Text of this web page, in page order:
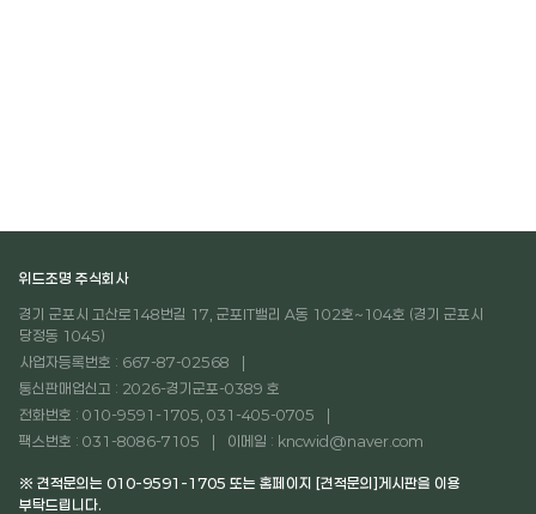
위드조명 주식회사
경기 군포시 고산로148번길 17, 군포IT밸리 A동 102호~104호 (경기 군포시
당정동 1045)
사업자등록번호 : 667-87-02568
통신판매업신고 : 2026-경기군포-0389 호
전화번호 : 010-9591-1705, 031-405-0705
팩스번호 : 031-8086-7105
이메일 : kncwid@naver.com
※ 견적문의는 010-9591-1705 또는 홈페이지 [견적문의]게시판을 이용
부탁드립니다.